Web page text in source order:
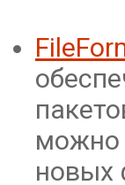
можно
новых